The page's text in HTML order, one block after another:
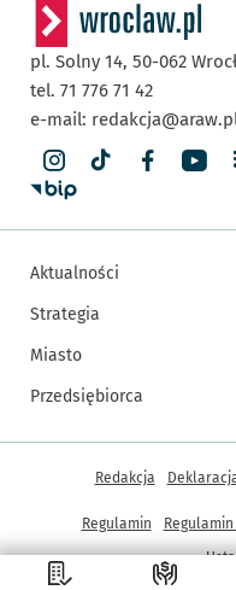
pl. Solny 14, 50-062
tel. 71 776 71 42
e-mail:
Aktualności
Strategia
Miasto
Przedsiębiorca
Inne informacje
Redakcja
Regulamin